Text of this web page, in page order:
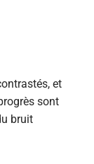
et
sont
bruit